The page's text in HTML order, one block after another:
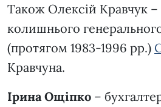
Також Олексій Кравчук –
колишнього
(протягом 1983-1996 рр.)
Кравчуна.
Ірина Ощіпко –